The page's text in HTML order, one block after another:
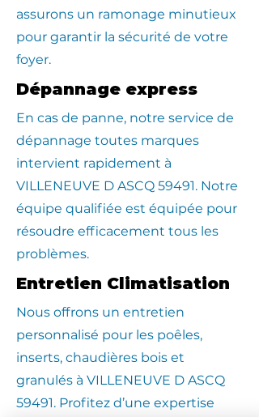
assurons un ramonage minutieux
pour garantir la sécurité de votre
foyer.
Dépannage express
En cas de panne, notre service de
dépannage toutes marques
intervient rapidement à
VILLENEUVE D ASCQ 59491. Notre
équipe qualifiée est équipée pour
résoudre efficacement tous les
problèmes.
Entretien Climatisation
Nous offrons un entretien
personnalisé pour les poêles,
inserts, chaudières bois et
granulés à VILLENEUVE D ASCQ
59491. Profitez d’une expertise